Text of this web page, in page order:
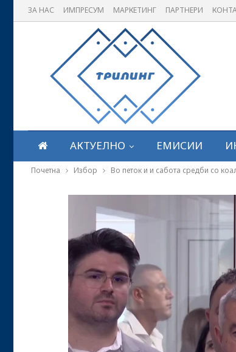
ЗА НАС ИМПРЕСУМ МАРКЕТИНГ ПАРТНЕРИ
АКТУЕЛНО ЕМИСИИ
Почетна Избор Во петок и и сабота средби со